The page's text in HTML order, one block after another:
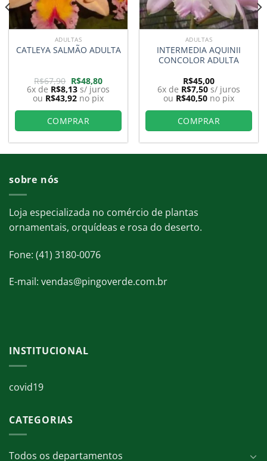
ADULTAS
CATLEYA SALMÃO ADULTA
R$67,90 O
preço
original
era:
R$67,90.
R$48,80O
preço
atual
é:
R$48,80.
6x de R$8,13 s/ juros
ou R$43,92 no pix
COMPRAR
ADULTAS
INTERMEDIA AQUINII
CONCOLOR ADULTA
R$45,00
6x de R$7,50 s/ juros
ou R$40,50 no pix
COMPRAR
sobre nós
Loja especializada no comércio de plantas
ornamentais, orquídeas e rosa do deserto.
Fone: (41) 3180-0076
E-mail: vendas@pingoverde.com.br
INSTITUCIONAL
covid19
CATEGORIAS
Todos os departamentos